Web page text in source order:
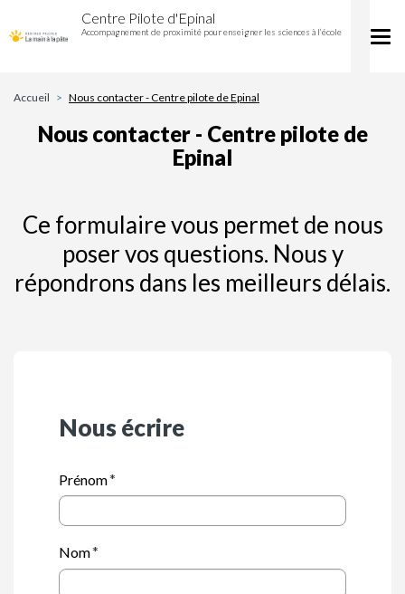
contacter
de
au
contenu
Centre Pilote d'Epinal
Accompagnement de proximité pour enseigner les sciences à l’école
Accueil Nous contacter - Centre pilote de Epinal
Nous contacter - Centre pilote de
Epinal
Ce formulaire vous permet de nous
poser vos questions. Nous y
répondrons dans les meilleurs délais.
Nous écrire
Prénom
Nom